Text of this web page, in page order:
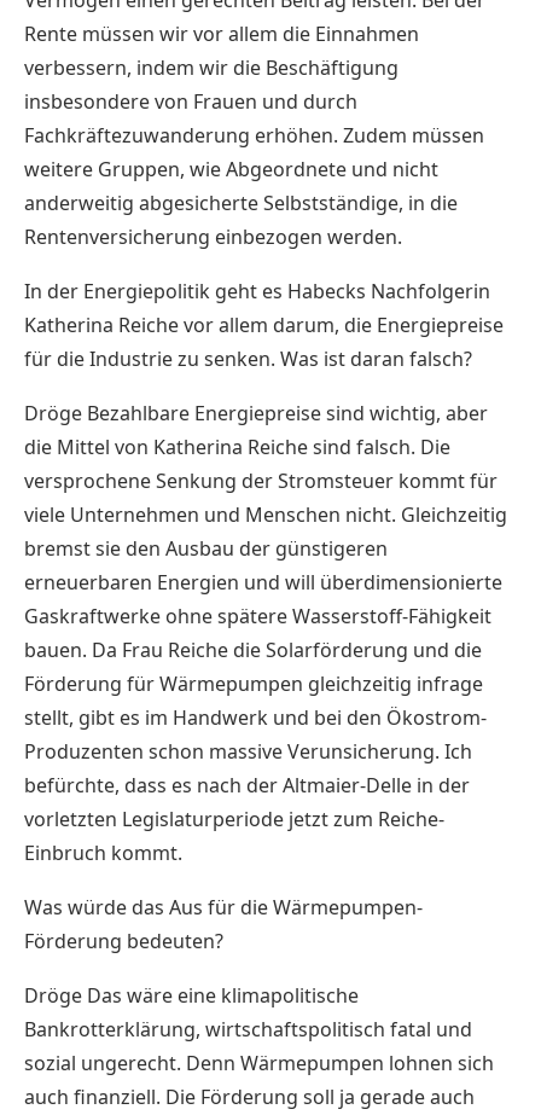
Rente müssen wir vor allem die Einnahmen
verbessern, indem wir die Beschäftigung
insbesondere von Frauen und durch
Fachkräftezuwanderung erhöhen. Zudem müssen
weitere Gruppen, wie Abgeordnete und nicht
anderweitig abgesicherte Selbstständige, in die
Rentenversicherung einbezogen werden.
In der Energiepolitik geht es Habecks Nachfolgerin
Katherina Reiche vor allem darum, die Energiepreise
für die Industrie zu senken. Was ist daran falsch?
Dröge Bezahlbare Energiepreise sind wichtig, aber
die Mittel von Katherina Reiche sind falsch. Die
versprochene Senkung der Stromsteuer kommt für
viele Unternehmen und Menschen nicht. Gleichzeitig
bremst sie den Ausbau der günstigeren
erneuerbaren Energien und will überdimensionierte
Gaskraftwerke ohne spätere Wasserstoff-Fähigkeit
bauen. Da Frau Reiche die Solarförderung und die
Förderung für Wärmepumpen gleichzeitig infrage
stellt, gibt es im Handwerk und bei den Ökostrom-
Produzenten schon massive Verunsicherung. Ich
befürchte, dass es nach der Altmaier-Delle in der
vorletzten Legislaturperiode jetzt zum Reiche-
Einbruch kommt.
Was würde das Aus für die Wärmepumpen-
Förderung bedeuten?
Dröge Das wäre eine klimapolitische
Bankrotterklärung, wirtschaftspolitisch fatal und
sozial ungerecht. Denn Wärmepumpen lohnen sich
auch finanziell. Die Förderung soll ja gerade auch